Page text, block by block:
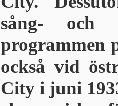
sång- och
programmen
också vid
City i juni